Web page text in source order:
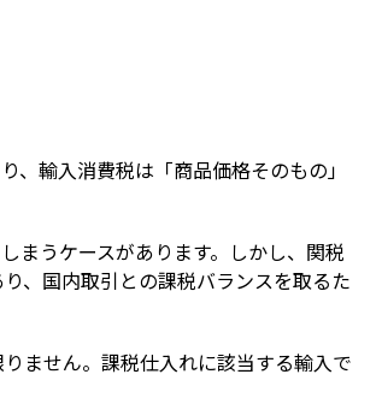
輸入消費税は「商品価格そのもの」
まうケースがあります。しかし、関税
、国内取引との課税バランスを取るた
ません。課税仕入れに該当する輸入で